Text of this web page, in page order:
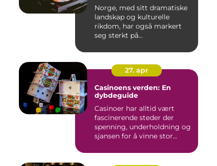
Norge, med sitt dramatiske
landskap og kulturelle
rikdom, har også markert
seg sterkt på...
27. apr
Casinoens verden: En
dybdeguide
Casinoer har alltid vært
fascinerende steder der
spenning, underholdning og
sjansen for å vinne stor...